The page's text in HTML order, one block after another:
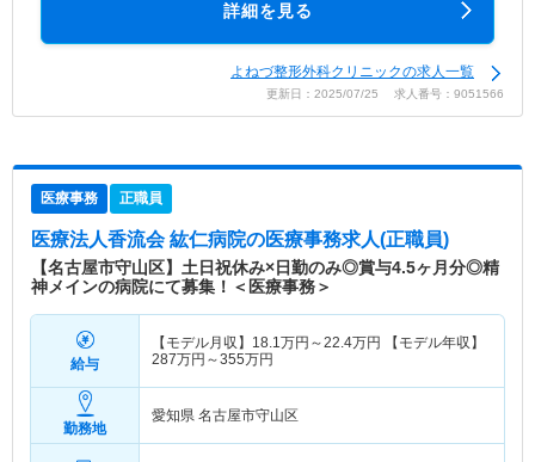
詳細を見る
よねづ整形外科クリニックの求人一覧
更新日：2025/07/25 求人番号：9051566
医療事務 正職員
医療法人香流会 紘仁病院の医療事務求人(正職員)
【名古屋市守山区】土日祝休み×日勤のみ◎賞与4.5ヶ月分◎精
神メインの病院にて募集！＜医療事務＞
給与
【モデル月収】 18.1万円～22.4万円
【モデル年収】
287万円～355万円
勤務地
愛知県 名古屋市守山区